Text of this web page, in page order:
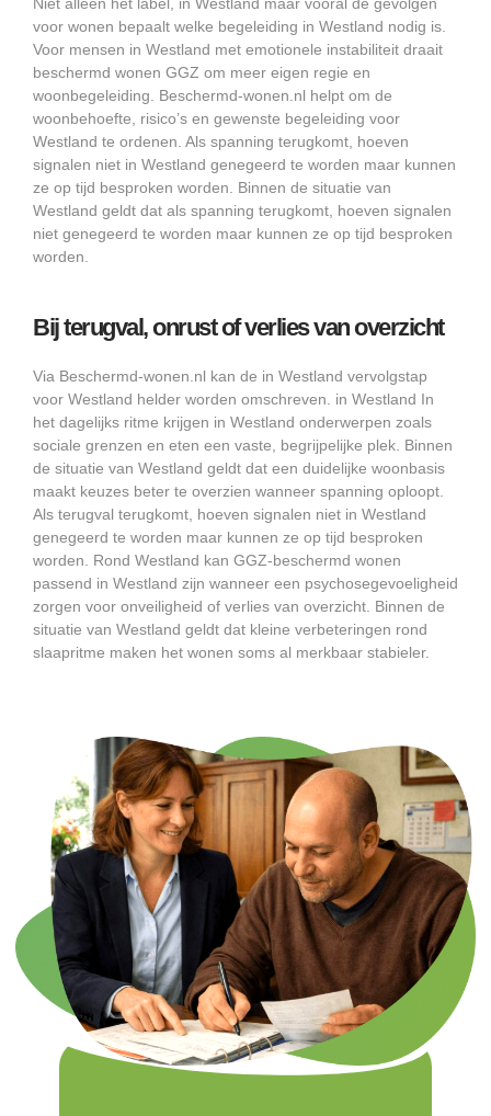
voor wonen bepaalt welke begeleiding in Westland nodig is.
Voor mensen in Westland met emotionele instabiliteit draait
beschermd wonen GGZ om meer eigen regie en
woonbegeleiding. Beschermd-wonen.nl helpt om de
woonbehoefte, risico’s en gewenste begeleiding voor
Westland te ordenen. Als spanning terugkomt, hoeven
signalen niet in Westland genegeerd te worden maar kunnen
ze op tijd besproken worden. Binnen de situatie van
Westland geldt dat als spanning terugkomt, hoeven signalen
niet genegeerd te worden maar kunnen ze op tijd besproken
worden.
Bij terugval, onrust of verlies van overzicht
Via Beschermd-wonen.nl kan de in Westland vervolgstap
voor Westland helder worden omschreven. in Westland In
het dagelijks ritme krijgen in Westland onderwerpen zoals
sociale grenzen en eten een vaste, begrijpelijke plek. Binnen
de situatie van Westland geldt dat een duidelijke woonbasis
maakt keuzes beter te overzien wanneer spanning oploopt.
Als terugval terugkomt, hoeven signalen niet in Westland
genegeerd te worden maar kunnen ze op tijd besproken
worden. Rond Westland kan GGZ-beschermd wonen
passend in Westland zijn wanneer een psychosegevoeligheid
zorgen voor onveiligheid of verlies van overzicht. Binnen de
situatie van Westland geldt dat kleine verbeteringen rond
slaapritme maken het wonen soms al merkbaar stabieler.